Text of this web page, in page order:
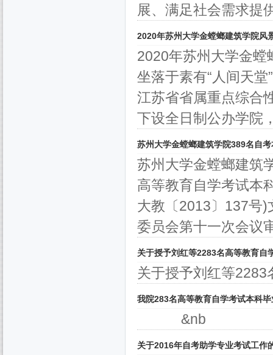
展、满足社会需求提
2020年苏州大学金螳螂建筑学院风
2020年苏州大学金螳
坐落于素有“人间天
江苏省省属重点综合
下设全日制公办学院
苏州大学金螳螂建筑学院389名自
苏州大学金螳螂建筑
高等教育自学考试本
大教〔2013〕137号)
委员会第十一次会议
关于授予刘红等2283名高等教育自
关于授予刘红等2283
我院283名高等教育自学考试本科
&nb
关于2016年自考助学专业考试工作